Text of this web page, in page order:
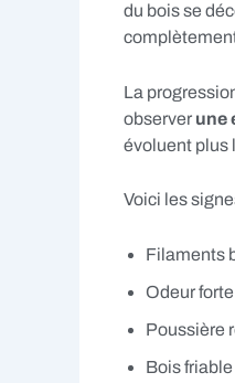
du bois se
La
observer une
évoluent plus
Voici les
Filaments
Odeur
Poussière
Bois